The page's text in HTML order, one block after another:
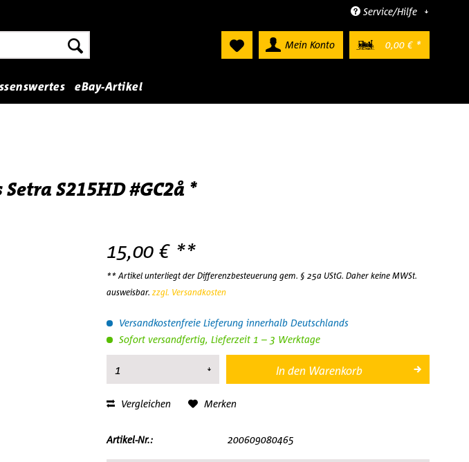
Service/Hilfe
Mein Konto 0,00 € *
eBay-Artikel
S215HD #GC2å *
15,00 € **
** Artikel unterliegt der Differenzbesteuerung gem. § 25a UStG. Daher keine MWSt.
ausweisbar. zzgl. Versandkosten
Versandkostenfreie Lieferung innerhalb Deutschlands
Sofort versandfertig, Lieferzeit 1 – 3 Werktage
In den Warenkorb
Vergleichen Merken
Artikel-Nr.: 200609080465